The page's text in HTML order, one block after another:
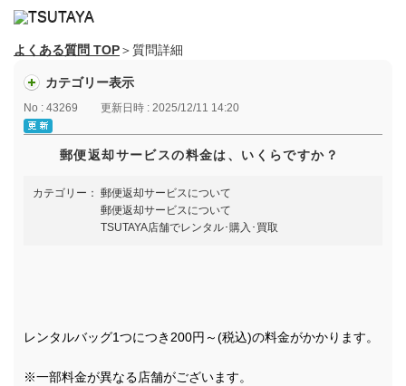
よくある質問 TOP＞質問詳細
カテゴリー表示
No : 43269 更新日時 : 2025/12/11 14:20
郵便返却サービスの料金は、いくらですか？
カテゴリー： 郵便返却サービスについて
郵便返却サービスについて
TSUTAYA店舗でレンタル･購入･買取
レンタルバッグ1つにつき200円～(税込)の料金がかかります。
※一部料金が異なる店舗がございます。